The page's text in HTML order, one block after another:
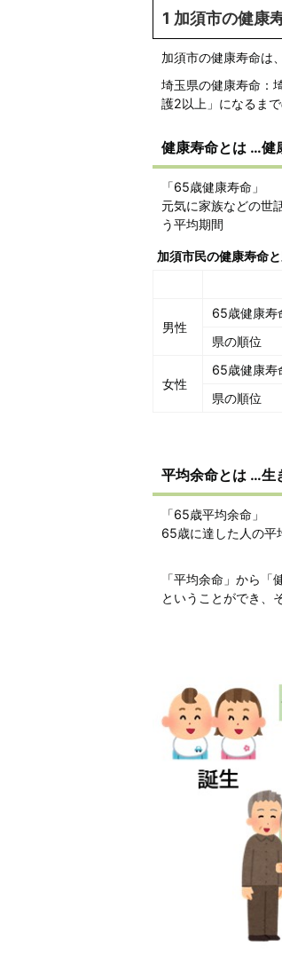
1 加須市の健康
加須市の健康寿命は
埼玉県の健康寿命：
護2以上」になるまで
健康寿命とは …健
「65歳健康寿命」
元気に家族などの世
う平均期間
加須市民の健康寿命
男性
65歳健康寿
県の順位
女性
65歳健康寿
県の順位
平均余命とは …生
「65歳平均余命」
65歳に達した人の平
「平均余命」から「
ということができ、